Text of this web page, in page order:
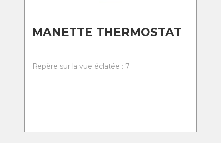
MANETTE THERMOSTAT
Repère sur la vue éclatée : 7